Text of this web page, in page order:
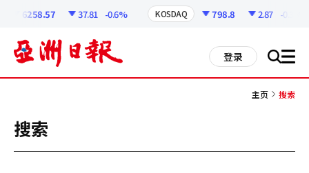
6258.57 37.81 -0.6% KOSDAQ 798.8 2.87 -0.36%
登录 搜 all
主页 搜索
搜索